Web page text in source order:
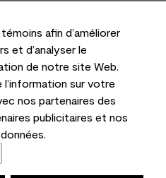
afin d’améliorer
et d’analyser le
de notre site Web.
l’information sur votre
nos partenaires des
publicitaires et nos